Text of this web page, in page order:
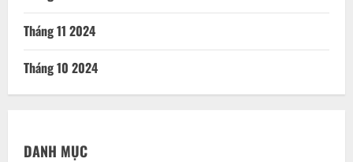
Tháng 11 2024
Tháng 10 2024
DANH MỤC